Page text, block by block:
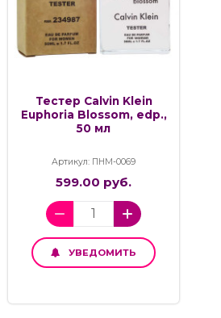
Тестер Calvin Klein
Euphoria Blossom, edp.,
50 мл
Артикул: ПНМ-0069
599.00 руб.
УВЕДОМИТЬ